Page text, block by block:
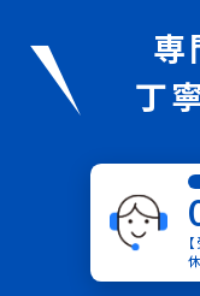
専
丁
休